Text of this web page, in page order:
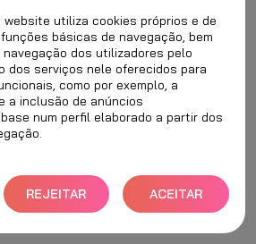
utiliza cookies próprios e de
básicas de navegação, bem
dos utilizadores pelo
dos serviços nele oferecidos para
como por exemplo, a
a inclusão de anúncios
num perfil elaborado a partir dos
REJEITAR
TUDO
ACEITAR
TODOS